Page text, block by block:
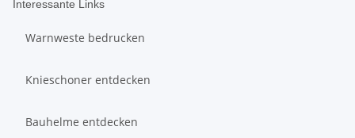
Interessante Links
Warnweste bedrucken
Knieschoner entdecken
Bauhelme entdecken